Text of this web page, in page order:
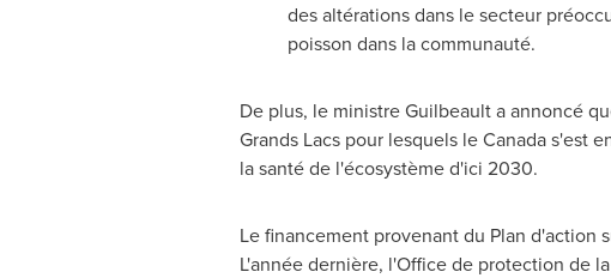
des altérations dans le secteur
poisson dans la communauté.
De plus, le ministre Guilbeault a annoncé
Grands Lacs pour lesquels le Canada s'est
la santé de l'écosystème d'ici 2030.
Le financement provenant du Plan d'action
L'année dernière, l'Office de protection de